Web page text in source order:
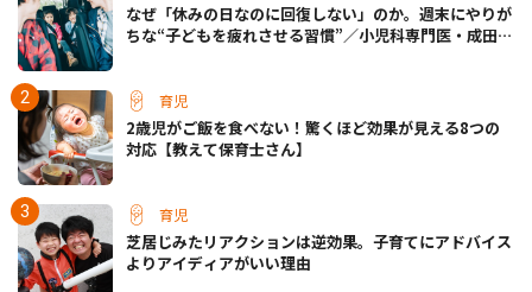
なぜ「休みの日なのに回復しない」のか。週末にやりが
ちな“子どもを疲れさせる習慣”／小児科専門医・成田奈
育児
2歳児がご飯を食べない！驚くほど効果が見える8つの
対応【教えて保育士さん】
育児
芝居じみたリアクションは逆効果。子育てにアドバイス
よりアイディアがいい理由